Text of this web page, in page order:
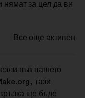
в
а
д
е
нямат за цел да ви
Все още активен
във вашето
тази
ще бъде